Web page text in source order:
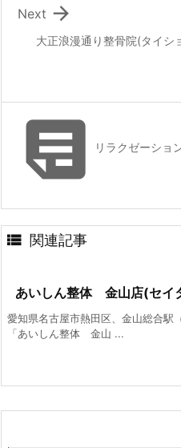
大正浪漫通り整骨院(タイシ

Next
 リラクゼーショ
 関連記事
あいしん整体 金山店(セイ
愛知県名古屋市熱田区、金山総合駅
「あいしん整体 金山 ...